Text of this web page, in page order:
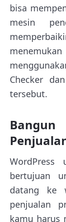
bisa
mesin
Checker
tersebut.
bertujuan
datang ke
penjualan
kamu harus